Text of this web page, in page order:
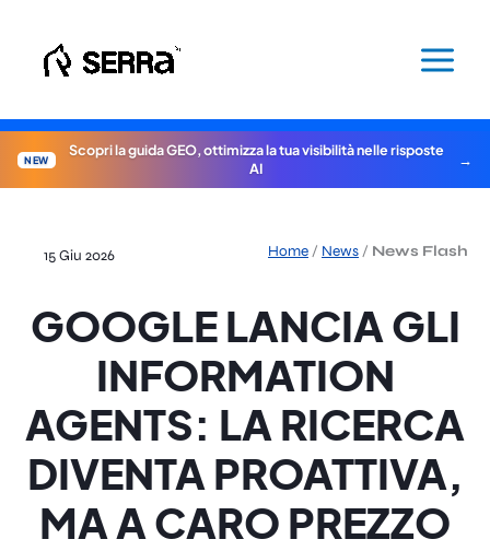
contenuto
NEW
Scopri la guida GEO, ottimizza la tua visibilità nelle risposte
AI
Home / News / News Flash
15 Giu 2026
GOOGLE LANCIA GLI
INFORMATION
AGENTS: LA RICERCA
DIVENTA PROATTIVA,
MA A CARO PREZZO